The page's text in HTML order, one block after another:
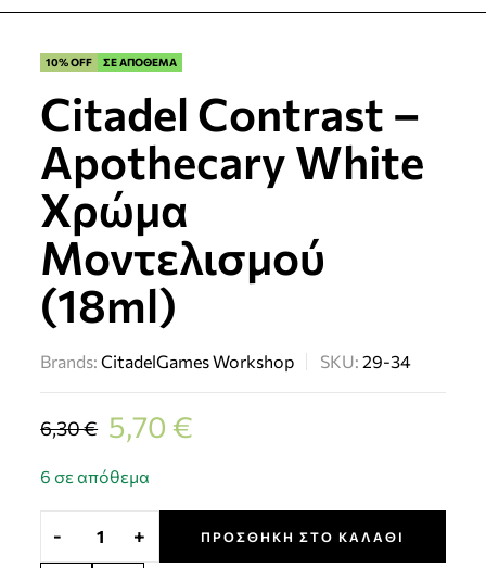
10% OFF ΣΕ ΑΠΟΘΕΜΑ
Citadel Contrast –
Apothecary White
Χρώμα
Μοντελισμού
(18ml)
Brands:CitadelGames Workshop SKU:29-34
6,30€ 5,70€
6 σε απόθεμα
- + ΠΡΟΣΘΉΚΗ ΣΤΟ ΚΑΛΆΘΙ